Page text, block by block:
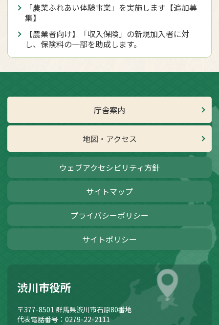
「農業ふれあい体験事業」を実施します【追加募
集】
【農業者向け】「収入保険」の新規加入者に対
し、保険料の一部を助成します。
庁舎案内
地図・アクセス
ウェブアクセシビリティ方針
サイトマップ
プライバシーポリシー
サイトポリシー
渋川市役所
〒377-8501 群馬県渋川市石原80番地
代表電話番号：0279-22-2111